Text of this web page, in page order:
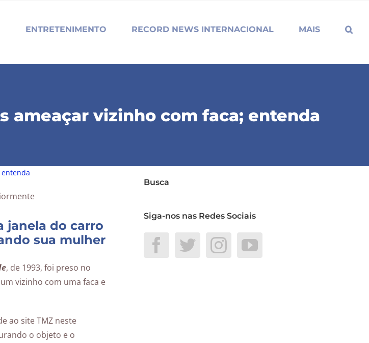
ENTRETENIMENTO RECORD NEWS INTERNACIONAL MAIS
ameaçar vizinho com faca; entenda
entenda
janela do carro
sua mulher
, de 1993, foi preso no
vizinho com uma faca e
ao site TMZ neste
o objeto e o
Busca
Siga-nos nas Redes Sociais